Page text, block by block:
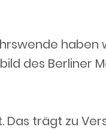
des Berliner
Das trägt zu